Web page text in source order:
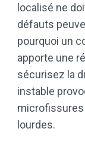
localisé ne
défauts
pourquoi un
apporte une
sécurisez la
instable
microfissures
lourdes.